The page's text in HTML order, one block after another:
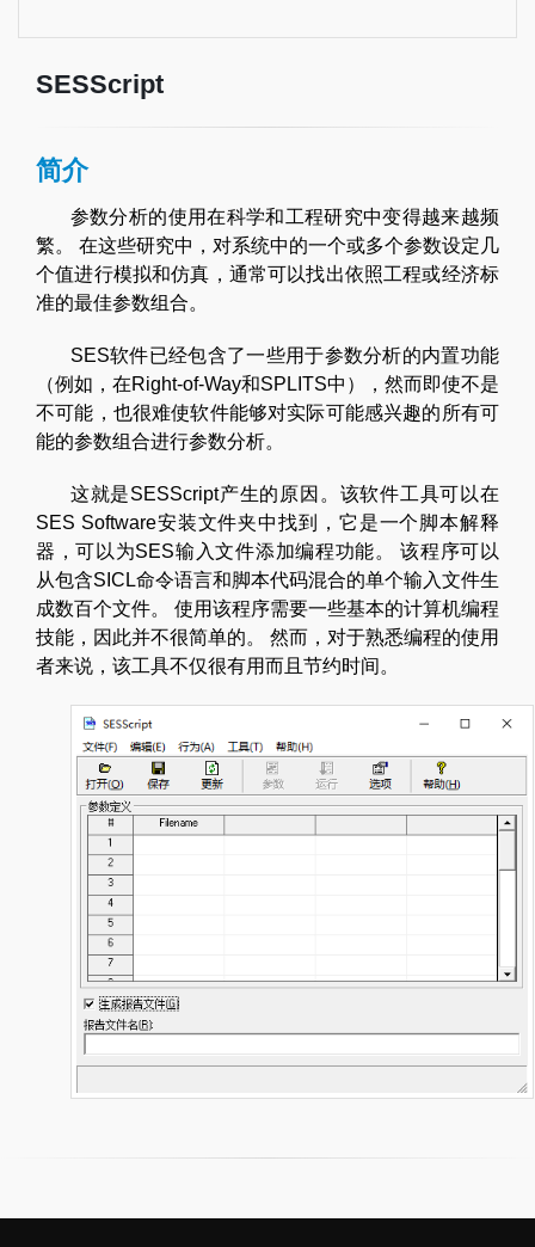
SESScript
简介
参数分析的使用在科学和工程研究中变得越来越频
繁。 在这些研究中，对系统中的一个或多个参数设定几
个值进行模拟和仿真，通常可以找出依照工程或经济标
准的最佳参数组合。
SES软件已经包含了一些用于参数分析的内置功能
（例如，在Right-of-Way和SPLITS中），然而即使不是
不可能，也很难使软件能够对实际可能感兴趣的所有可
能的参数组合进行参数分析。
这就是SESScript产生的原因。该软件工具可以在
SES Software安装文件夹中找到，它是一个脚本解释
器，可以为SES输入文件添加编程功能。 该程序可以
从包含SICL命令语言和脚本代码混合的单个输入文件生
成数百个文件。 使用该程序需要一些基本的计算机编程
技能，因此并不很简单的。 然而，对于熟悉编程的使用
者来说，该工具不仅很有用而且节约时间。